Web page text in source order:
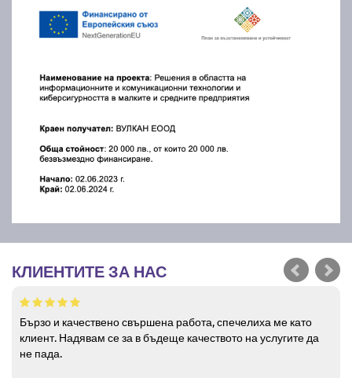
КЛИЕНТИТЕ ЗА НАС
Бързо и качествено свършена работа, спечелиха ме като
клиент. Надявам се за в бъдеще качеството на услугите да
не пада.